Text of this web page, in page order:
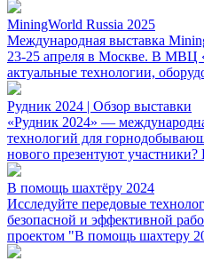
MiningWorld Russia 2025
Международная выставка
23-25 апреля в Москве. В МВЦ
актуальные технологии,
Рудник 2024 | Обзор выставки
«Рудник 2024» —
технологий для
нового презентуют
В помощь шахтёру 2024
Исследуйте передовые
безопасной и эффективной
проектом "В помощь шахтеру